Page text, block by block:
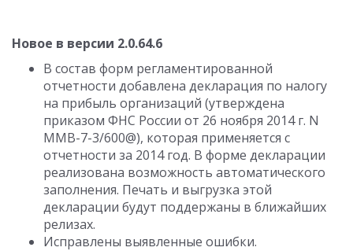
Новое в версии 2.0.64.6
В состав форм регламентированной
отчетности добавлена декларация по налогу
на прибыль организаций (утверждена
приказом ФНС России от 26 ноября 2014 г. N
ММВ-7-3/600@), которая применяется с
отчетности за 2014 год. В форме декларации
реализована возможность автоматического
заполнения. Печать и выгрузка этой
декларации будут поддержаны в ближайших
релизах.
Исправлены выявленные ошибки.